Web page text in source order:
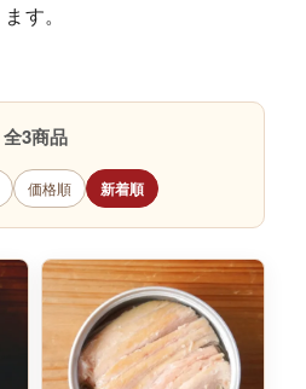
ます。
全3商品
価格順 新着順